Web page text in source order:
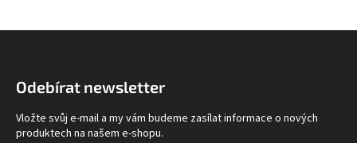
Odebírat newsletter
Vložte svůj e-mail a my vám budeme zasílat informace o nových
produktech na našem e-shopu.